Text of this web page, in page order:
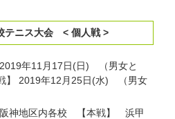
テニス大会 < 個人戦 >
年11月17日(日) （男女と
】 2019年12月25日(水) （男女
神地区内各校 【本戦】 浜甲